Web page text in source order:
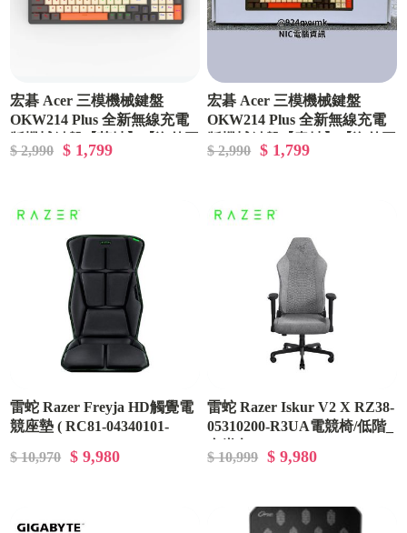
宏碁 Acer 三模機械鍵盤
OKW214 Plus 全新無線充電
輸】
$ 2,990 $ 1,799
宏碁 Acer 三模機械鍵盤
OKW214 Plus 全新無線充電
輸】
$ 2,990 $ 1,799
雷蛇 Razer Freyja HD觸覺電
競座墊 ( RC81-04340101-
$ 10,970
$ 9,980
雷蛇 Razer Iskur V2 X RZ38-
05310200-R3UA電競椅/低階_
R3UA )
$ 10,999 $ 9,980